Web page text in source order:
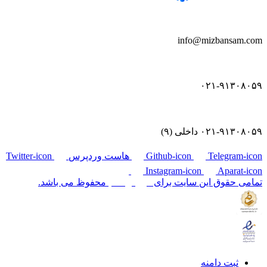
info@mizbansam.com
۰۲۱-۹۱۳۰۸۰۵۹
۰۲۱-۹۱۳۰۸۰۵۹ داخلی (۹)
Github-icon Telegram-icon هاست وردپرس
Twitter-icon
Instagram-icon
Aparat-icon
تمامی حقوق این سایت برای
محفوظ می باشد.
ثبت دامنه